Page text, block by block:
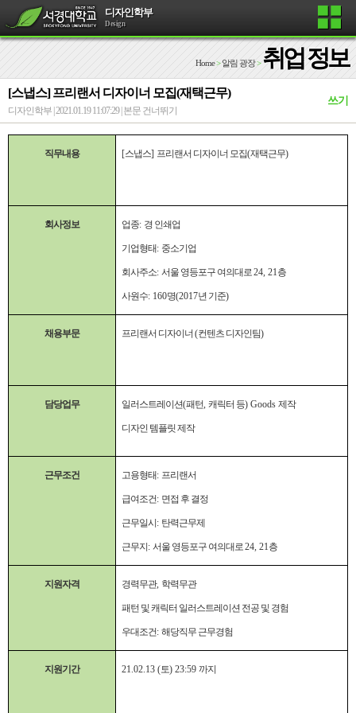
디자인학부
Design
Home> 알림 광장> 취업 정보
[스냅스] 프리랜서 디자이너 모집(재택근무)
쓰기
디자인학부 | 2021.01.19 11:07:29 | 본문 건너뛰기
직무내용 [스냅스] 프리랜서 디자이너 모집(재택근무)
회사정보 업종: 경 인쇄업
기업형태: 중소기업
회사주소: 서울 영등포구 여의대로24, 21층
사원수: 160명(2017년 기준)
채용부문 프리랜서 디자이너 (컨텐츠 디자인팀)
담당업무 일러스트레이션(패턴, 캐릭터 등) Goods 제작
디자인 템플릿 제작
근무조건 고용형태: 프리랜서
급여조건: 면접 후 결정
근무일시 : 탄력근무제
근무지 : 서울 영등포구 여의대로24, 21층
지원자격 경력무관, 학력무관
패턴 및 캐릭터 일러스트레이션 전공 및 경험
우대조건: 해당직무 근무경험
지원기간 21.02.13 (토) 23:59 까지